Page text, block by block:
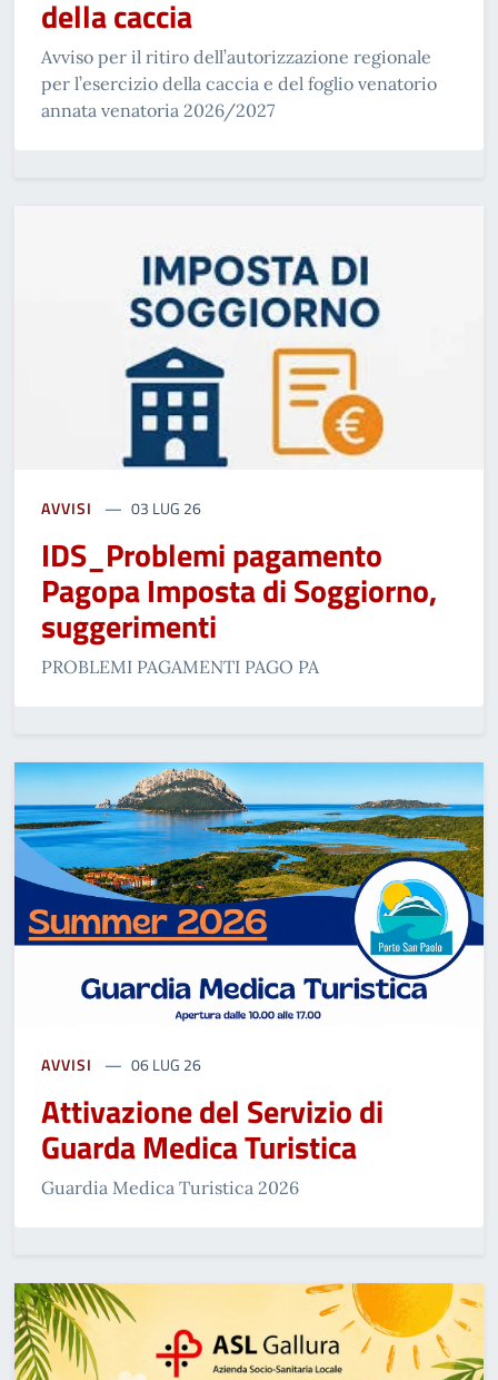
della caccia
Avviso per il ritiro dell’autorizzazione regionale
per l’esercizio della caccia e del foglio venatorio
annata venatoria 2026/2027
AVVISI 03 LUG 26
IDS_Problemi pagamento
Pagopa Imposta di Soggiorno,
suggerimenti
PROBLEMI PAGAMENTI PAGO PA
AVVISI 06 LUG 26
Attivazione del Servizio di
Guarda Medica Turistica
Guardia Medica Turistica 2026